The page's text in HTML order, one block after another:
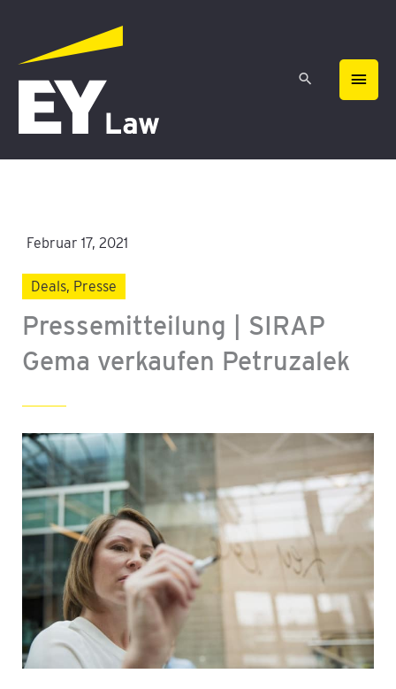
springen
Februar 17, 2021
Deals, Presse
Pressemitteilung | SIRAP
Gema verkaufen Petruzalek